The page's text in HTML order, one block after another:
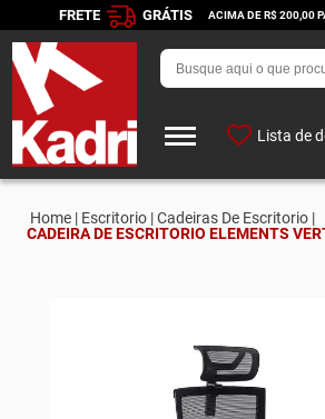
FRETE GRÁTIS ACIMA DE R$ 200,00
Lista de
Home | Escritorio |Cadeiras De Escritorio |
CADEIRA DE ESCRITORIO ELEMENTS